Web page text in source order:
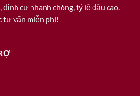
định cư nhanh chóng, tỷ lệ đậu cao.
tư vấn miễn phí!